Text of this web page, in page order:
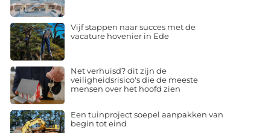
Vijf stappen naar succes met de
vacature hovenier in Ede
Net verhuisd? dit zijn de
veiligheidsrisico's die de meeste
mensen over het hoofd zien
Een tuinproject soepel aanpakken van
begin tot eind